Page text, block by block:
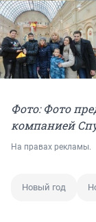
Фото: Фото
компанией
На правах рекламы.
Новый год